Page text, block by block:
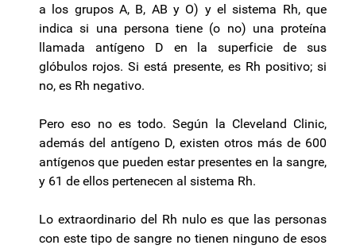
a los grupos A, B, AB y O) y el sistema Rh, que
indica si una persona tiene (o no) una proteína
llamada antígeno D en la superficie de sus
glóbulos rojos. Si está presente, es Rh positivo; si
no, es Rh negativo.
Pero eso no es todo. Según la Cleveland Clinic,
además del antígeno D, existen otros más de 600
antígenos que pueden estar presentes en la sangre,
y 61 de ellos pertenecen al sistema Rh.
Lo extraordinario del Rh nulo es que las personas
con este tipo de sangre no tienen ninguno de esos